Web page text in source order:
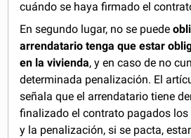
cuándo se haya firmado el
En segundo lugar, no se puede
arrendatario tenga que estar
en la vivienda, y en caso de no
determinada penalización. El
señala que el arrendatario tiene
finalizado el contrato pagados los
y la penalización, si se pacta,